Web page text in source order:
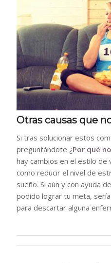
Otras causas que
Si tras solucionar estos
preguntándote ¿Por qué
hay cambios en el estilo de
como reducir el nivel de
sueño. Si aún y con ayuda
podido lograr tu meta,
para descartar alguna